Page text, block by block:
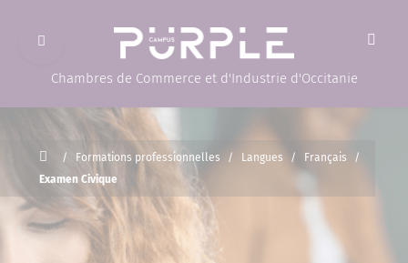
Ouvrir le menu
Chambres de Commerce et d'Industrie d'Occitanie
Accueil
/ Formations professionnelles / Langues / Français
/
Examen Civique